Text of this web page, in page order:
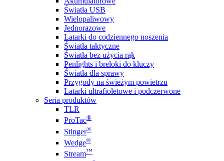
Światła USB
Wielopaliwowy
Jednorazowe
Latarki do codziennego noszenia
Światła taktyczne
Światła bez użycia rąk
Penlights i breloki do kluczy
Światła dla sprawy
Przygody na świeżym powietrzu
Latarki ultrafioletowe i podczerwone
Seria produktów
TLR
ProTac®
Stinger®
Wedge®
Stream™